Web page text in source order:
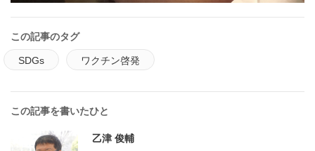
この記事のタグ
SDGs ワクチン啓発
この記事を書いたひと
乙津 俊輔